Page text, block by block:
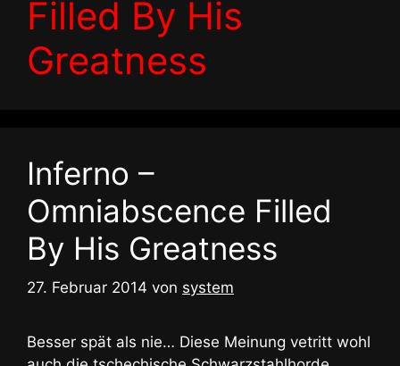
Filled By His
Greatness
Inferno –
Omniabscence Filled
By His Greatness
27. Februar 2014 von system
Besser spät als nie… Diese Meinung vetritt wohl